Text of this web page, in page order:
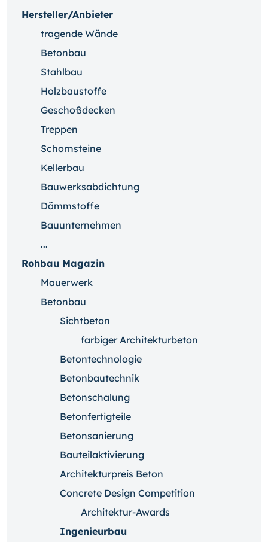
Hersteller/Anbieter
tragende Wände
Betonbau
Stahlbau
Holzbaustoffe
Geschoßdecken
Treppen
Schornsteine
Kellerbau
Bauwerksabdichtung
Dämmstoffe
Bauunternehmen
...
Rohbau Magazin
Mauerwerk
Betonbau
Sichtbeton
farbiger Architekturbeton
Betontechnologie
Betonbautechnik
Betonschalung
Betonfertigteile
Betonsanierung
Bauteilaktivierung
Architekturpreis Beton
Concrete Design Competition
Architektur-Awards
Ingenieurbau